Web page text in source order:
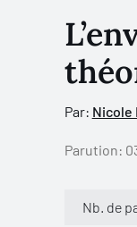
Par: Nicole
Parution:
Nb. de